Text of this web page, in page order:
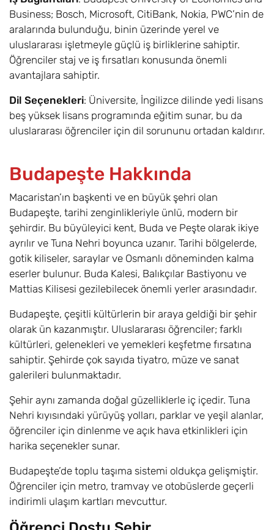
Business; Bosch, Microsoft, CitiBank, Nokia, PWC’nin de
aralarında bulunduğu, binin üzerinde yerel ve
uluslararası işletmeyle güçlü iş birliklerine sahiptir.
Öğrenciler staj ve iş fırsatları konusunda önemli
avantajlara sahiptir.
Dil Seçenekleri: Üniversite, İngilizce dilinde yedi lisans
beş yüksek lisans programında eğitim sunar, bu da
uluslararası öğrenciler için dil sorununu ortadan kaldırır.
Budapeşte Hakkında
Macaristan’ın başkenti ve en büyük şehri olan
Budapeşte, tarihi zenginlikleriyle ünlü, modern bir
şehirdir. Bu büyüleyici kent, Buda ve Peşte olarak ikiye
ayrılır ve Tuna Nehri boyunca uzanır. Tarihi bölgelerde,
gotik kiliseler, saraylar ve Osmanlı döneminden kalma
eserler bulunur. Buda Kalesi, Balıkçılar Bastiyonu ve
Mattias Kilisesi gezilebilecek önemli yerler arasındadır.
Budapeşte, çeşitli kültürlerin bir araya geldiği bir şehir
olarak ün kazanmıştır. Uluslararası öğrenciler; farklı
kültürleri, gelenekleri ve yemekleri keşfetme fırsatına
sahiptir. Şehirde çok sayıda tiyatro, müze ve sanat
galerileri bulunmaktadır.
Şehir aynı zamanda doğal güzelliklerle iç içedir. Tuna
Nehri kıyısındaki yürüyüş yolları, parklar ve yeşil alanlar,
öğrenciler için dinlenme ve açık hava etkinlikleri için
harika seçenekler sunar.
Budapeşte’de toplu taşıma sistemi oldukça gelişmiştir.
Öğrenciler için metro, tramvay ve otobüslerde geçerli
indirimli ulaşım kartları mevcuttur.